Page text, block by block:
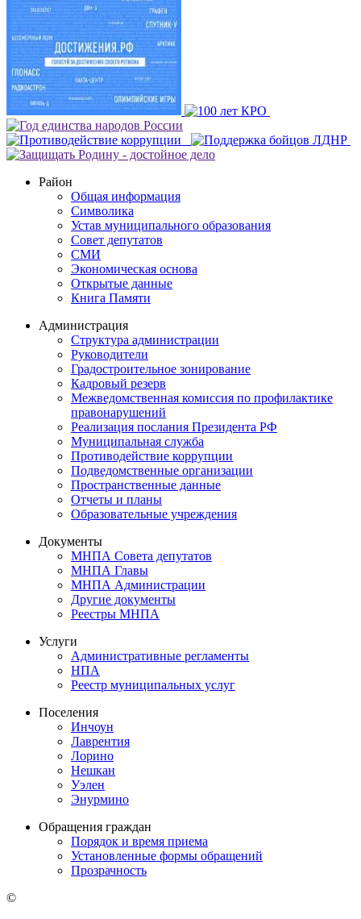
Район
Общая информация
Символика
Устав муниципального образования
Совет депутатов
СМИ
Экономическая основа
Открытые данные
Книга Памяти
Администрация
Структура администрации
Руководители
Градостроительное зонирование
Кадровый резерв
Межведомственная комиссия по профилактике
правонарушений
Реализация послания Президента РФ
Муниципальная служба
Противодействие коррупции
Подведомственные организации
Пространственные данные
Отчеты и планы
Образовательные учреждения
Документы
МНПА Совета депутатов
МНПА Главы
МНПА Администрации
Другие документы
Реестры МНПА
Услуги
Административные регламенты
НПА
Реестр муниципальных услуг
Поселения
Инчоун
Лаврентия
Лорино
Нешкан
Уэлен
Энурмино
Обращения граждан
Порядок и время приема
Установленные формы обращений
Прозрачность
©